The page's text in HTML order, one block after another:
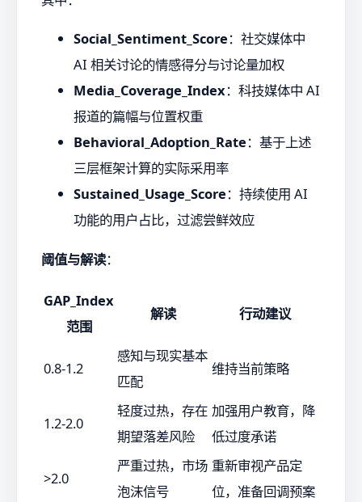
Social_Sentiment_Score：社交媒体中
AI 相关讨论的情感得分与讨论量加权
Media_Coverage_Index：科技媒体中 AI
报道的篇幅与位置权重
Behavioral_Adoption_Rate：基于上述
三层框架计算的实际采用率
Sustained_Usage_Score：持续使用 AI
功能的用户占比，过滤尝鲜效应
阈值与解读：
GAP_Index
范围
解读 行动建议
0.8-1.2
感知与现实基本
匹配
维持当前策略
1.2-2.0
轻度过热，存在
期望落差风险
加强用户教育，降
低过度承诺
>2.0
严重过热，市场
泡沫信号
重新审视产品定
位，准备回调预案